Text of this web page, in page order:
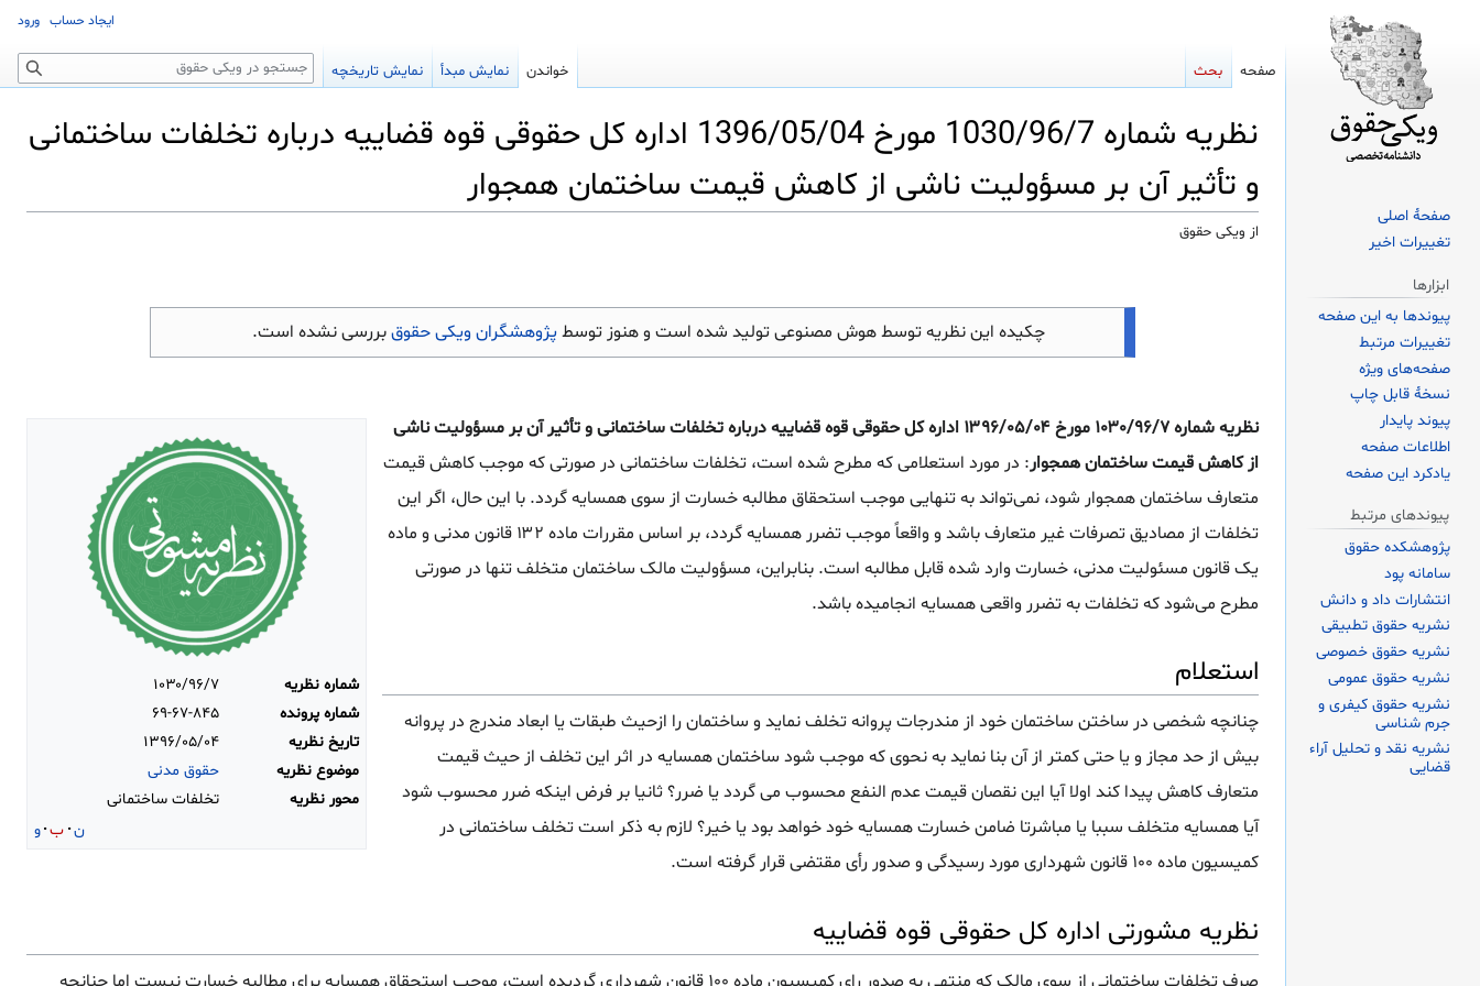
نظریه شماره 1030/96/7 مورخ 1396/05/04 اداره کل حقوقی قوه قضاییه درباره تخلفات ساختمانی
و تأثیر آن بر مسؤولیت ناشی از کاهش قیمت ساختمان همجوار
از ویکی حقوق
چکیده این نظریه توسط هوش مصنوعی تولید شده است و هنوز توسطپژوهشگران ویکی حقوقبررسی نشده است.
شماره نظریه
۱۰۳۰/۹۶/۷
شماره پرونده
۶۹-۶۷-۸۴۵
تاریخ نظریه
۱۳۹۶/۰۵/۰۴
موضوع نظریه
حقوق مدنی
محور نظریه
تخلفات ساختمانی
ن ب و
نظریه شماره ۱۰۳۰/۹۶/۷ مورخ ۱۳۹۶/۰۵/۰۴ اداره کل حقوقی قوه قضاییه درباره تخلفات ساختمانی و تأثیر آن بر مسؤولیت ناشی
از کاهش قیمت ساختمان همجوار: در مورد استعلامی که مطرح شده است، تخلفات ساختمانی در صورتی که موجب کاهش قیمت
متعارف ساختمان همجوار شود، نمی‌تواند به تنهایی موجب استحقاق مطالبه خسارت از سوی همسایه گردد. با این حال، اگر این
تخلفات از مصادیق تصرفات غیر متعارف باشد و واقعاً موجب تضرر همسایه گردد، بر اساس مقررات ماده ۱۳۲ قانون مدنی و ماده
یک قانون مسئولیت مدنی، خسارت وارد شده قابل مطالبه است. بنابراین، مسؤولیت مالک ساختمان متخلف تنها در صورتی
مطرح می‌شود که تخلفات به تضرر واقعی همسایه انجامیده باشد.
استعلام
چنانچه شخصی در ساختن ساختمان خود از مندرجات پروانه تخلف نماید و ساختمان را ازحیث طبقات یا ابعاد مندرج در پروانه
بیش از حد مجاز و یا حتی کمتر از آن بنا نماید به نحوی که موجب شود ساختمان همسایه در اثر این تخلف از حیث قیمت
متعارف کاهش پیدا کند اولا آیا این نقصان قیمت عدم النفع محسوب می گردد یا ضرر؟ ثانیا بر فرض اینکه ضرر محسوب شود
آیا همسایه متخلف سببا یا مباشرتا ضامن خسارت همسایه خود خواهد بود یا خیر؟ لازم به ذکر است تخلف ساختمانی در
کمیسیون ماده ۱۰۰ قانون شهرداری مورد رسیدگی و صدور رأی مقتضی قرار گرفته است.
نظریه مشورتی اداره کل حقوقی قوه قضاییه
ایجاد حساب ورود
صفحه بحث خواندن نمایش مبدأ نمایش تاریخچه جستجو
صفحهٔ اصلی
تغییرات اخیر
ابزارها
پیوندها به این صفحه
تغییرات مرتبط
صفحه‌های ویژه
نسخهٔ قابل چاپ
پیوند پایدار
اطلاعات صفحه
یادکرد این صفحه
پیوندهای مرتبط
پژوهشکده حقوق
سامانه پود
انتشارات داد و دانش
نشریه حقوق تطبیقی
نشریه حقوق خصوصی
نشریه حقوق عمومی
نشریه حقوق کیفری و
جرم شناسی
نشریه نقد و تحلیل آراء
قضایی